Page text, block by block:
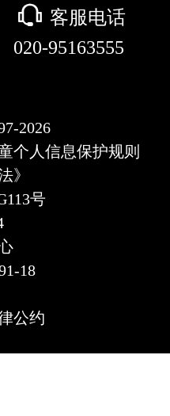
򰀃 客服电话
020-95163555
2026
个人信息保护规则
法》
号
18
公约